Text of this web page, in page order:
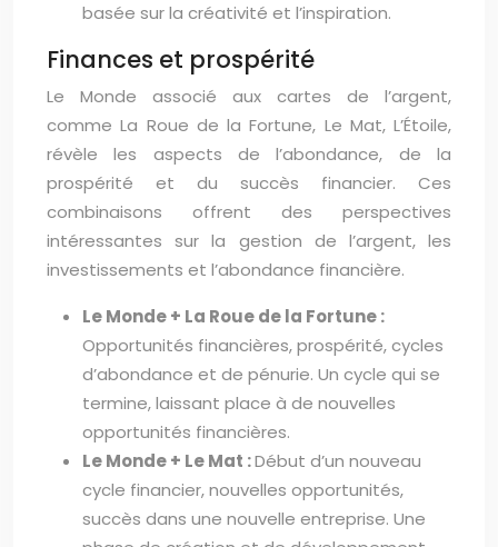
basée sur la créativité et l’inspiration.
Finances et prospérité
Le Monde associé aux cartes de l’argent,
comme La Roue de la Fortune, Le Mat, L’Étoile,
révèle les aspects de l’abondance, de la
prospérité et du succès financier. Ces
combinaisons offrent des perspectives
intéressantes sur la gestion de l’argent, les
investissements et l’abondance financière.
Le Monde + La Roue de la Fortune :
Opportunités financières, prospérité, cycles
d’abondance et de pénurie. Un cycle qui se
termine, laissant place à de nouvelles
opportunités financières.
Le Monde + Le Mat :Début d’un nouveau
cycle financier, nouvelles opportunités,
succès dans une nouvelle entreprise. Une